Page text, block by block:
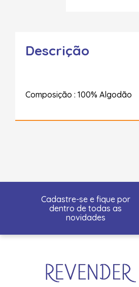
Descrição
Composição : 100% Algodão
Cadastre-se e fique por
dentro de todas as
novidades